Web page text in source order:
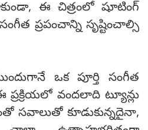
ఈ చిత్రంలో షూటింగ్
ప్రపంచాన్ని సృష్టించాల్సి
ఒక పూర్తి సంగీత
ప్రక్రియలో వందలాది ట్యూన్లు
సవాలుతో కూడుకున్నదైనా,